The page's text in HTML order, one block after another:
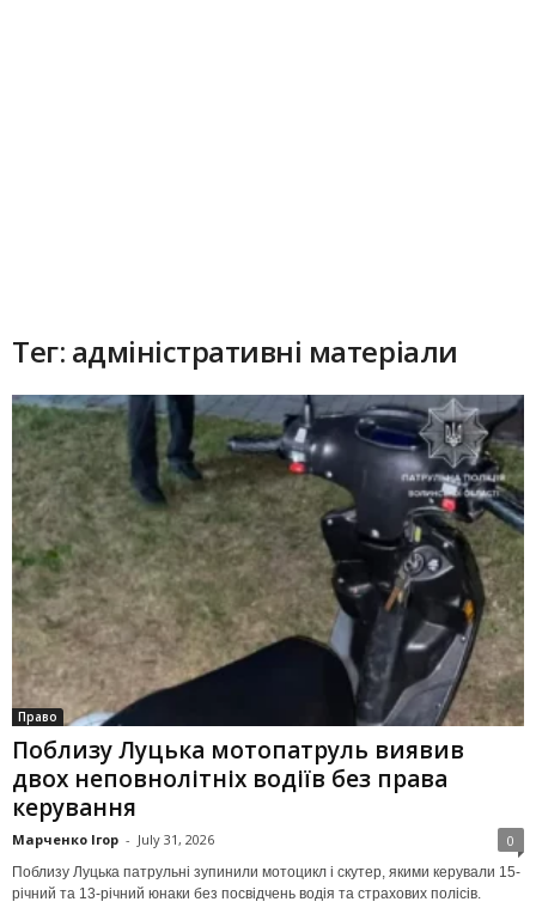
Тег: адміністративні матеріали
Право
Поблизу Луцька мотопатруль виявив
двох неповнолітніх водіїв без права
керування
Марченко Ігор - July 31, 2026 0
Поблизу Луцька патрульні зупинили мотоцикл і скутер, якими керували 15-
річний та 13-річний юнаки без посвідчень водія та страхових полісів.